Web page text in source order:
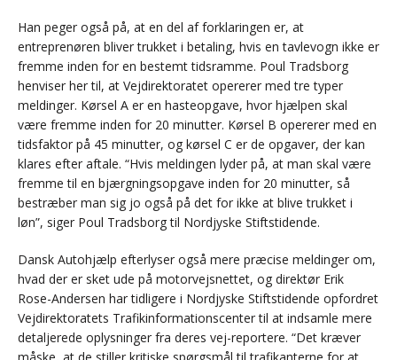
Han peger også på, at en del af forklaringen er, at
entreprenøren bliver trukket i betaling, hvis en tavlevogn ikke er
fremme inden for en bestemt tidsramme. Poul Tradsborg
henviser her til, at Vejdirektoratet opererer med tre typer
meldinger. Kørsel A er en hasteopgave, hvor hjælpen skal
være fremme inden for 20 minutter. Kørsel B opererer med en
tidsfaktor på 45 minutter, og kørsel C er de opgaver, der kan
klares efter aftale. “Hvis meldingen lyder på, at man skal være
fremme til en bjærgningsopgave inden for 20 minutter, så
bestræber man sig jo også på det for ikke at blive trukket i
løn”, siger Poul Tradsborg til Nordjyske Stiftstidende.
Dansk Autohjælp efterlyser også mere præcise meldinger om,
hvad der er sket ude på motorvejsnettet, og direktør Erik
Rose-Andersen har tidligere i Nordjyske Stiftstidende opfordret
Vejdirektoratets Trafikinformationscenter til at indsamle mere
detaljerede oplysninger fra deres vej-reportere. “Det kræver